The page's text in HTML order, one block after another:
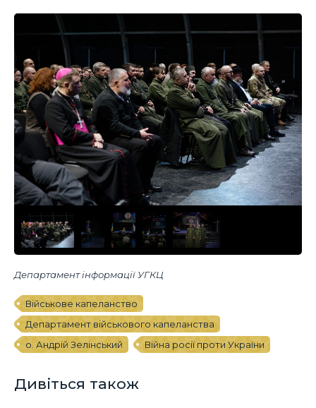
Департамент інформації УГКЦ
Військове капеланство
Департамент військового капеланства
о. Андрій Зелінський
Війна росії проти України
Дивіться також